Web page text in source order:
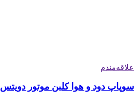
علاقه‌مندم
سوپاپ دود و هوا کلبن موتور دویتس F4L912